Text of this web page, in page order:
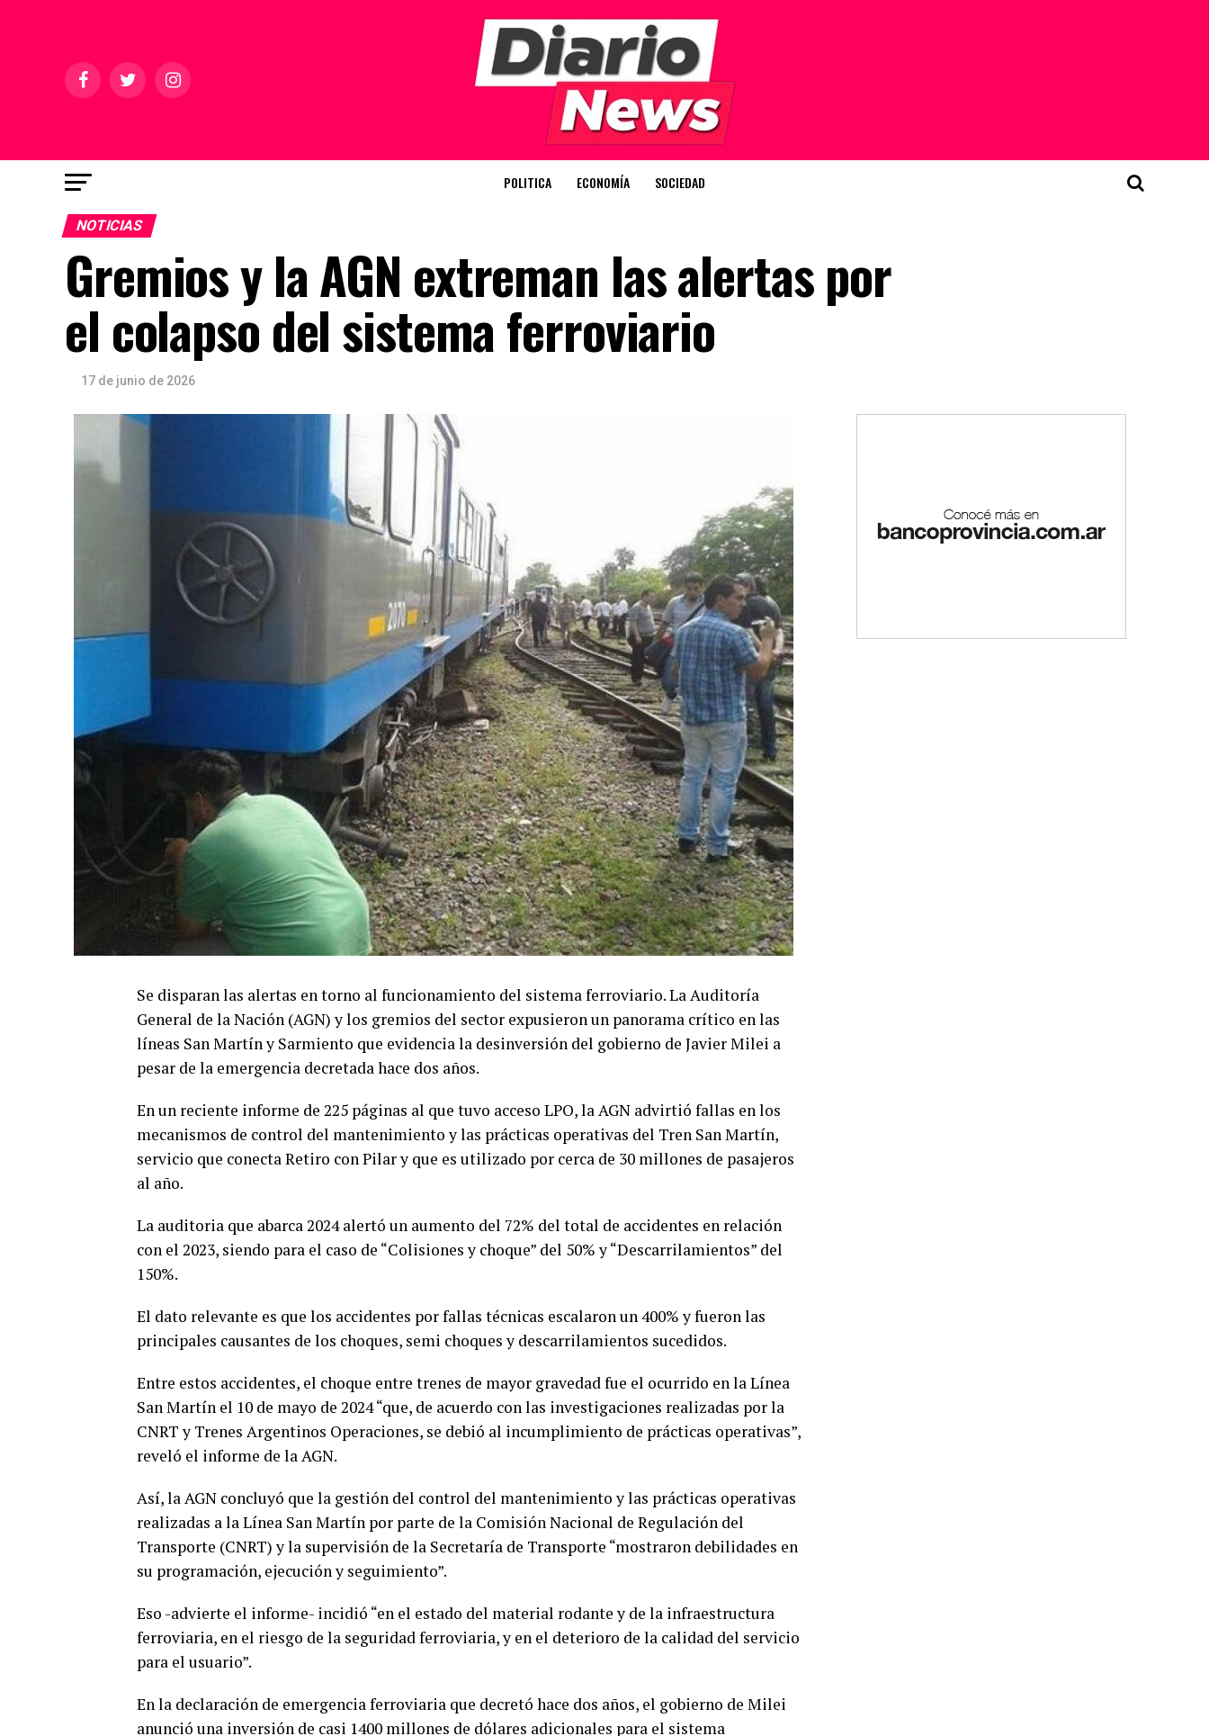
POLITICA ECONOMÍA SOCIEDAD
NOTICIAS
Gremios y la AGN extreman las alertas por
el colapso del sistema ferroviario
17 de junio de 2026
Se disparan las alertas en torno al funcionamiento del sistema ferroviario. La Auditoría
General de la Nación (AGN) y los gremios del sector expusieron un panorama crítico en las
líneas San Martín y Sarmiento que evidencia la desinversión del gobierno de Javier Milei a
pesar de la emergencia decretada hace dos años.
En un reciente informe de 225 páginas al que tuvo acceso LPO, la AGN advirtió fallas en los
mecanismos de control del mantenimiento y las prácticas operativas del Tren San Martín,
servicio que conecta Retiro con Pilar y que es utilizado por cerca de 30 millones de pasajeros
al año.
La auditoria que abarca 2024 alertó un aumento del 72% del total de accidentes en relación
con el 2023, siendo para el caso de “Colisiones y choque” del 50% y “Descarrilamientos” del
150%.
El dato relevante es que los accidentes por fallas técnicas escalaron un 400% y fueron las
principales causantes de los choques, semi choques y descarrilamientos sucedidos.
Entre estos accidentes, el choque entre trenes de mayor gravedad fue el ocurrido en la Línea
San Martín el 10 de mayo de 2024 “que, de acuerdo con las investigaciones realizadas por la
CNRT y Trenes Argentinos Operaciones, se debió al incumplimiento de prácticas operativas”,
reveló el informe de la AGN.
Así, la AGN concluyó que la gestión del control del mantenimiento y las prácticas operativas
realizadas a la Línea San Martín por parte de la Comisión Nacional de Regulación del
Transporte (CNRT) y la supervisión de la Secretaría de Transporte “mostraron debilidades en
su programación, ejecución y seguimiento”.
Eso -advierte el informe- incidió “en el estado del material rodante y de la infraestructura
ferroviaria, en el riesgo de la seguridad ferroviaria, y en el deterioro de la calidad del servicio
para el usuario”.
En la declaración de emergencia ferroviaria que decretó hace dos años, el gobierno de Milei
anunció una inversión de casi 1400 millones de dólares adicionales para el sistema